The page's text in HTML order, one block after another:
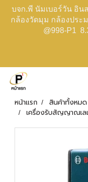
บจก.พี นัมเบอร์วัน อิน
กล้องวัดมุม กล้องประ
@998-P1
หน้าแรก สินค้าทั้งหมด
เครื่องรับสัญญาณเล